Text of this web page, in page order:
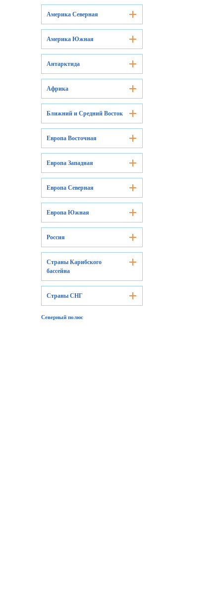
Америка Северная
Америка Южная
Антарктида
Африка
Ближний и Средний Восток
Европа Восточная
Европа Западная
Европа Северная
Европа Южная
Россия
Страны Карибского
бассейна
Страны СНГ
Северный полюс